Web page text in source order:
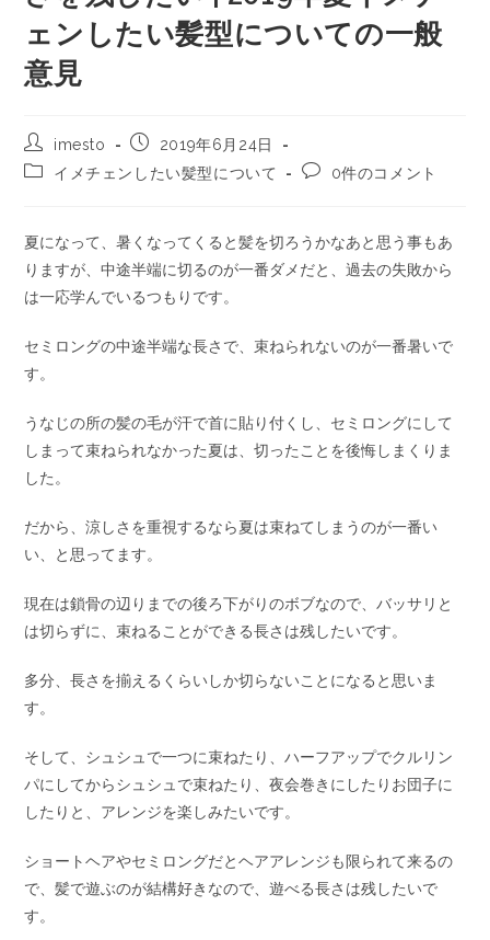
ェンしたい髪型についての一般
意見
imesto
2019年6月24日
イメチェンしたい髪型について
0件のコメント
夏になって、暑くなってくると髪を切ろうかなあと思う事もあ
りますが、中途半端に切るのが一番ダメだと、過去の失敗から
は一応学んでいるつもりです。
セミロングの中途半端な長さで、束ねられないのが一番暑いで
す。
うなじの所の髪の毛が汗で首に貼り付くし、セミロングにして
しまって束ねられなかった夏は、切ったことを後悔しまくりま
した。
だから、涼しさを重視するなら夏は束ねてしまうのが一番い
い、と思ってます。
現在は鎖骨の辺りまでの後ろ下がりのボブなので、バッサリと
は切らずに、束ねることができる長さは残したいです。
多分、長さを揃えるくらいしか切らないことになると思いま
す。
そして、シュシュで一つに束ねたり、ハーフアップでクルリン
パにしてからシュシュで束ねたり、夜会巻きにしたりお団子に
したりと、アレンジを楽しみたいです。
ショートヘアやセミロングだとヘアアレンジも限られて来るの
で、髪で遊ぶのが結構好きなので、遊べる長さは残したいで
す。